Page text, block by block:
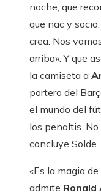
noche, que
que nac y
crea. Nos
arriba». Y que
la camiseta a
portero del
el mundo del
los penaltis. No
concluye Solde.
«Es la magia de
admite Ronald